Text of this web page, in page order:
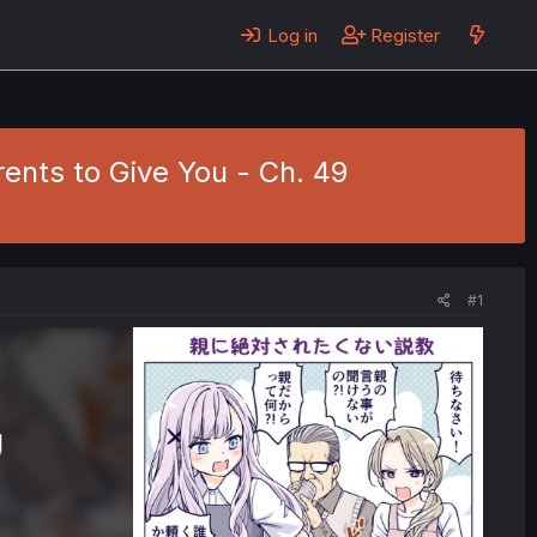
Log in Register
to Give You - Ch. 49
#1